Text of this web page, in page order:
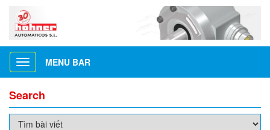
Toggle
navigation
MENU BAR
Search